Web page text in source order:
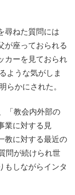
尋ねた質問には
が座っておられる
カーを見ておられ
ような気がしま
らかにされた。
「教会内外部の
業に対する見
教に対する最近の
問が続けられ世
もしながらインタ